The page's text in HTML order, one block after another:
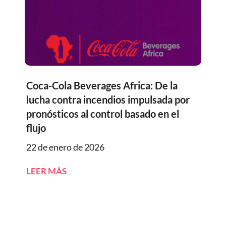
Coca-Cola Beverages Africa: De la
lucha contra incendios impulsada por
pronósticos al control basado en el
flujo
22 de enero de 2026
LEER MÁS